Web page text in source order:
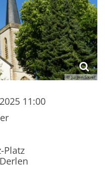
© Jürgen Sauer
11:00
Platz